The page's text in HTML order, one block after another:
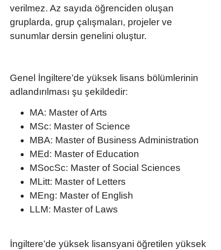
verilmez. Az sayıda öğrenciden oluşan
gruplarda, grup çalışmaları, projeler ve
sunumlar dersin genelini oluştur.
Genel İngiltere’de yüksek lisans bölümlerinin
adlandırılması şu şekildedir:
MA: Master of Arts
MSc: Master of Science
MBA: Master of Business Administration
MEd: Master of Education
MSocSc: Master of Social Sciences
MLitt: Master of Letters
MEng: Master of English
LLM: Master of Laws
İngiltere’de yüksek lisansyani öğretilen yüksek